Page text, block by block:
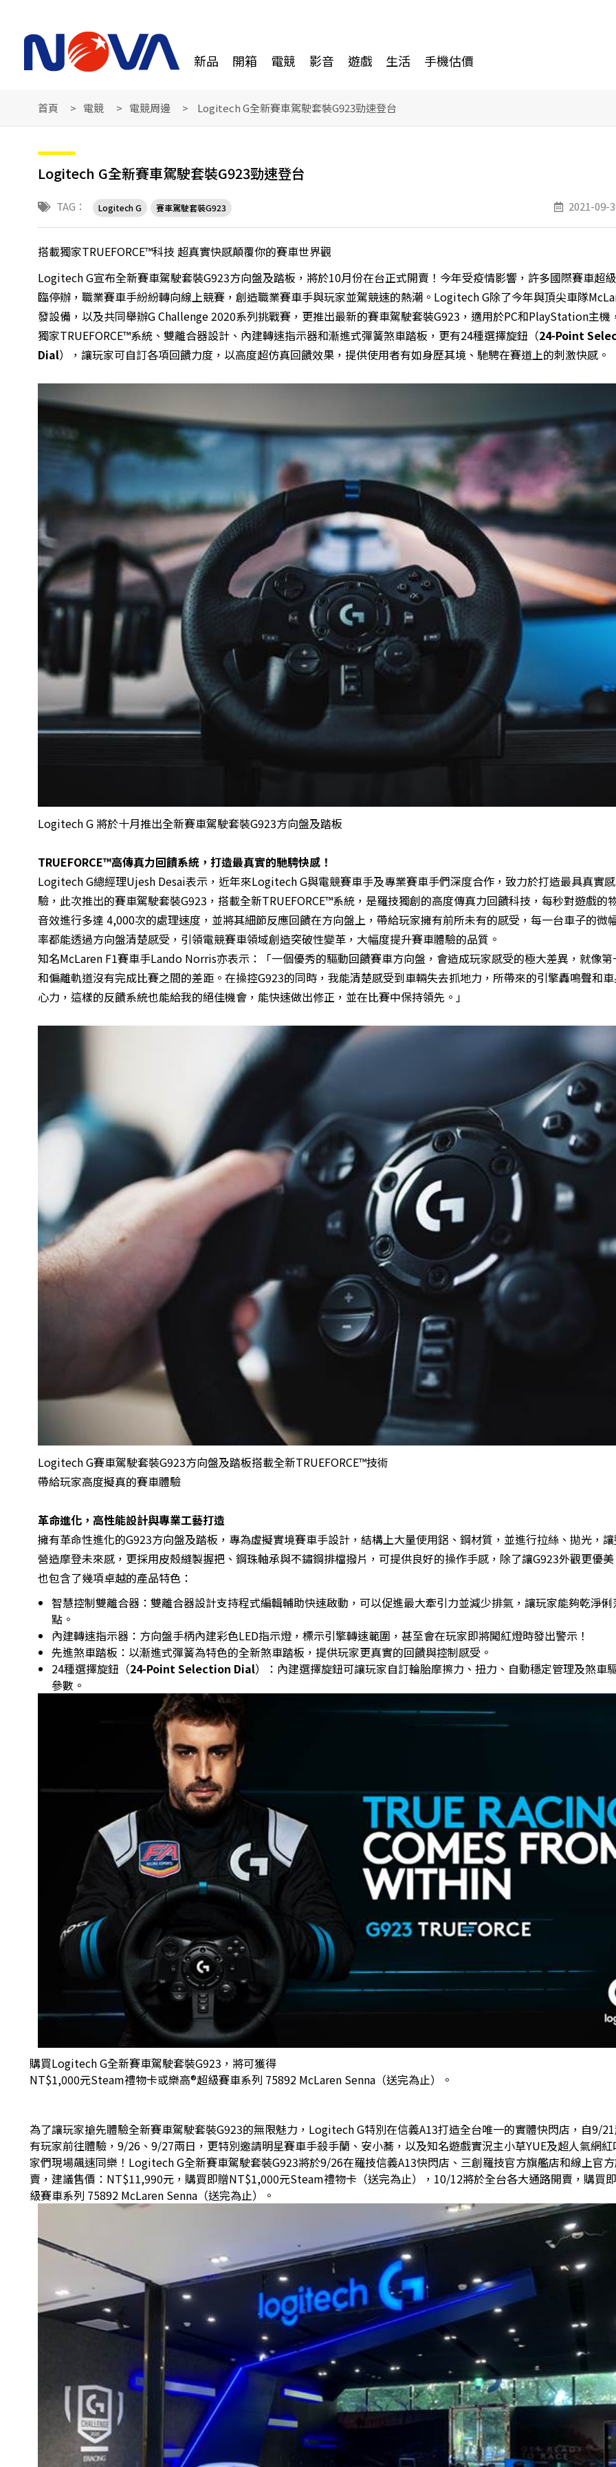
新品 開箱 電競 影音 遊戲 生活 手機估價
首頁 電競 電競周邊 Logitech G全新賽車駕駛套裝G923勁速登台
Logitech G全新賽車駕駛套裝G923勁速登台
TAG： Logitech G 賽車駕駛套裝G923 2021-09-
搭載獨家TRUEFORCE™科技 超真實快感顛覆你的賽車世界觀
Logitech G宣布全新賽車駕駛套裝G923方向盤及踏板，將於10月份在台正式開賣！今年受疫情影響，許多國際賽車超
臨停辦，職業賽車手紛紛轉向線上競賽，創造職業賽車手與玩家並駕競速的熱潮。Logitech G除了今年與頂尖車隊
發設備，以及共同舉辦G Challenge 2020系列挑戰賽，更推出最新的賽車駕駛套裝G923，適用於PC和PlayStation主機
獨家TRUEFORCE™系統、雙離合器設計、內建轉速指示器和漸進式彈簧煞車踏板，更有24種選擇旋鈕（24-Point
Dial），讓玩家可自訂各項回饋力度，以高度超仿真回饋效果，提供使用者有如身歷其境、馳騁在賽道上的刺激快感。
Logitech G 將於十月推出全新賽車駕駛套裝G923方向盤及踏板
TRUEFORCE™高傳真力回饋系統，打造最真實的馳騁快感！
Logitech G總經理Ujesh Desai表示，近年來Logitech G與電競賽車手及專業賽車手們深度合作，致力於打造最具真實
驗，此次推出的賽車駕駛套裝G923，搭載全新TRUEFORCE™系統，是羅技獨創的高度傳真力回饋科技，每秒對遊戲的
音效進行多達 4,000次的處理速度，並將其細節反應回饋在方向盤上，帶給玩家擁有前所未有的感受，每一台車子的微
率都能透過方向盤清楚感受，引領電競賽車領域創造突破性變革，大幅度提升賽車體驗的品質。
知名McLaren F1賽車手Lando Norris亦表示：「一個優秀的驅動回饋賽車方向盤，會造成玩家感受的極大差異，就像第
和偏離軌道沒有完成比賽之間的差距。在操控G923的同時，我能清楚感受到車輛失去抓地力，所帶來的引擎轟鳴聲和
心力，這樣的反饋系統也能給我的絕佳機會，能快速做出修正，並在比賽中保持領先。」
Logitech G賽車駕駛套裝G923方向盤及踏板搭載全新TRUEFORCE™技術
帶給玩家高度擬真的賽車體驗
革命進化，高性能設計與專業工藝打造
擁有革命性進化的G923方向盤及踏板，專為虛擬實境賽車手設計，結構上大量使用鋁、鋼材質，並進行拉絲、拋光，
營造摩登未來感，更採用皮殼縫製握把、鋼珠軸承與不鏽鋼排檔撥片，可提供良好的操作手感，除了讓G923外觀更優
也包含了幾項卓越的產品特色：
智慧控制雙離合器：雙離合器設計支持程式編輯輔助快速啟動，可以促進最大牽引力並減少排氣，讓玩家能夠乾淨
點。
內建轉速指示器：方向盤手柄內建彩色LED指示燈，標示引擎轉速範圍，甚至會在玩家即將闖紅燈時發出警示！
先進煞車踏板：以漸進式彈簧為特色的全新煞車踏板，提供玩家更真實的回饋與控制感受。
24種選擇旋鈕（24-Point Selection Dial）：內建選擇旋鈕可讓玩家自訂輪胎摩擦力、扭力、自動穩定管理及煞車
參數。
購買Logitech G全新賽車駕駛套裝G923，將可獲得
NT$1,000元Steam禮物卡或樂高®超級賽車系列 75892 McLaren Senna（送完為止）。
為了讓玩家搶先體驗全新賽車駕駛套裝G923的無限魅力，Logitech G特別在信義A13打造全台唯一的實體快閃店，自9/
有玩家前往體驗，9/26、9/27兩日，更特別邀請明星賽車手殺手蘭、安小蕎，以及知名遊戲實況主小草YUE及超人氣網
家們現場飆速同樂！Logitech G全新賽車駕駛套裝G923將於9/26在羅技信義A13快閃店、三創羅技官方旗艦店和線上官
賣，建議售價：NT$11,990元，購買即贈NT$1,000元Steam禮物卡（送完為止），10/12將於全台各大通路開賣，購買
級賽車系列 75892 McLaren Senna（送完為止）。